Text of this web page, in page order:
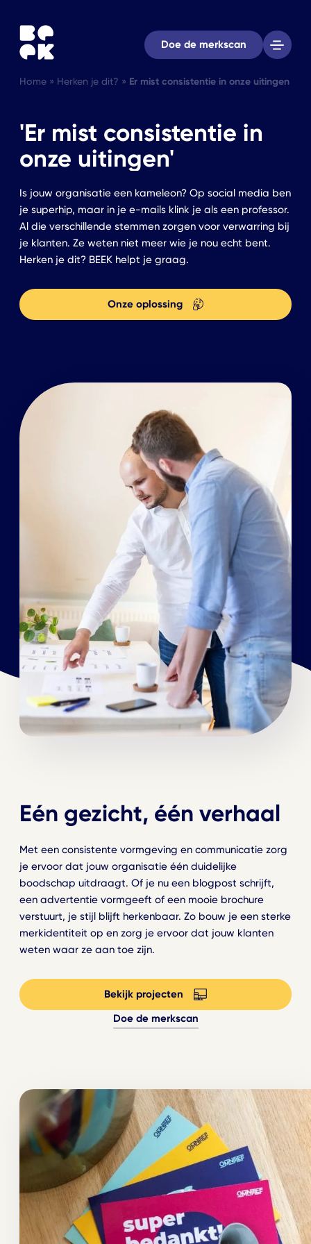
Doe de merkscan
Overtuigend verhaal
Logo en huisstijl
Persoonlijkheid tonen
Brandbook
Consistent toepassen
Grafisch ontwerp
Digitaal, print en signing
Ga terug
Over ons
Ons bureau
Home » Herken je dit? » Er mist consistentie in onze uitingen
'Er mist consistentie in
onze uitingen'
Is jouw organisatie een kameleon? Op social media ben
je superhip, maar in je e-mails klink je als een professor.
Al die verschillende stemmen zorgen voor verwarring bij
je klanten. Ze weten niet meer wie je nou echt bent.
Herken je dit? BEEK helpt je graag.
Onze oplossing
Eén gezicht, één verhaal
Met een consistente vormgeving en communicatie zorg
je ervoor dat jouw organisatie één duidelijke
boodschap uitdraagt. Of je nu een blogpost schrijft,
een advertentie vormgeeft of een mooie brochure
verstuurt, je stijl blijft herkenbaar. Zo bouw je een sterke
merkidentiteit op en zorg je ervoor dat jouw klanten
weten waar ze aan toe zijn.
Bekijk projecten
Doe de merkscan